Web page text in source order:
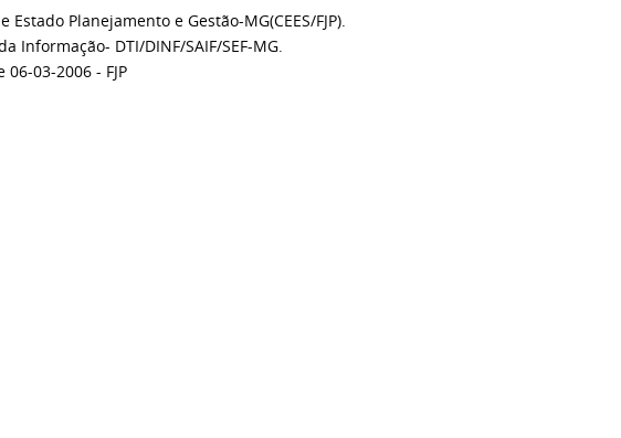
Estado Planejamento e Gestão-MG(CEES/FJP).
Informação- DTI/DINF/SAIF/SEF-MG.
06-03-2006 - FJP